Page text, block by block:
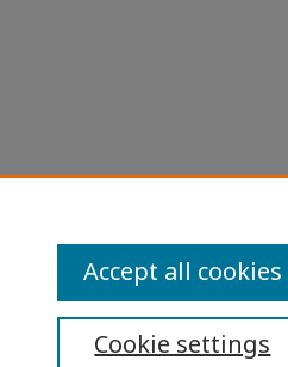
Cookie settings
Accept all cookies